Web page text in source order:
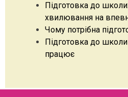
Підготовка до
хвилювання на
Чому потрібна
Підготовка до
працює